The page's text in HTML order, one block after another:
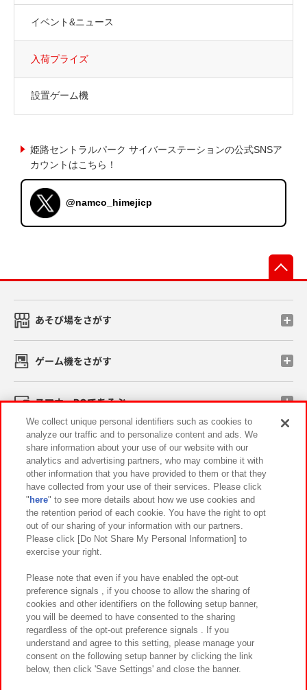
イベント&ニュース
入荷プライズ
設置ゲーム機
姫路セントラルパーク サイバーステーションの公式SNSア
カウントはこちら！
@namco_himejicp
あそび場をさがす
ゲーム機をさがす
スマホ・PCであそぶ
イベント・キャンペーン
関連会社 サステナビリティ サイトポリシー
プライバシーポリシー ウェブアクセシビリティ方針と検証結果
お取引先さまとともに
カスタマーハラスメント対応方針 よくあるご質問・お問い合わせ
©Bandai Namco Amusement Inc.
We collect unique personal identifiers such as cookies to
analyze our traffic and to personalize content and ads. We
share information about your use of our website with our
analytics and advertising partners, who may combine it with
other information that you have provided to them or that they
have collected from your use of their services. Please click
" here" to see more details about how we use cookies and
the retention period of each cookie. You have the right to opt
out of our sharing of your information with our partners.
Please click [Do Not Share My Personal Information] to
exercise your right.
Please note that even if you have enabled the opt-out
preference signals , if you choose to allow the sharing of
cookies and other identifiers on the following setup banner,
you will be deemed to have consented to the sharing
regardless of the opt-out preference signals . If you
understand and agree to this setting, please manage your
consent on the following setup banner by clicking the link
below, then click 'Save Settings' and close the banner.